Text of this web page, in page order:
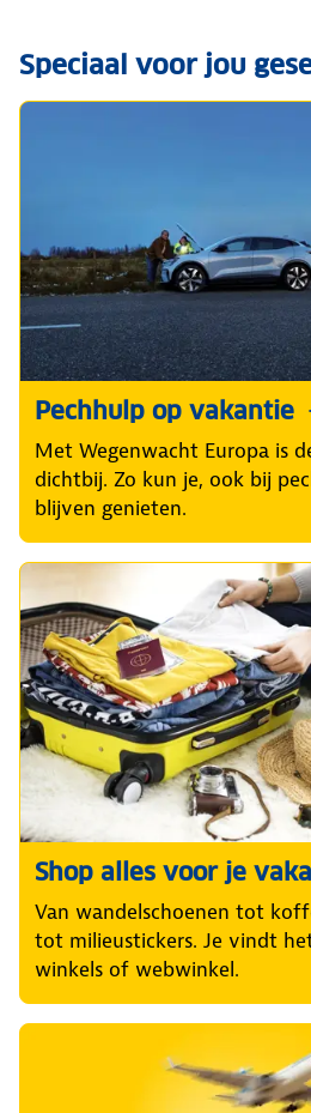
Speciaal voor jou
Pechhulp op vakantie
Met Wegenwacht Europa is
dichtbij. Zo kun je, ook bij
blijven genieten.
Shop alles voor je
Van wandelschoenen tot
tot milieustickers. Je vindt
winkels of webwinkel.